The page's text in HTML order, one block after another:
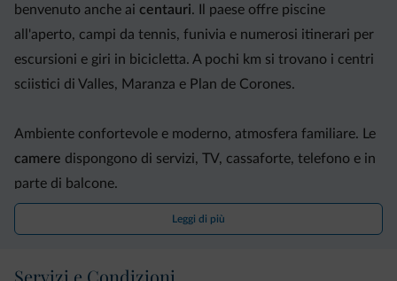
benvenuto anche ai centauri. Il paese offre piscine
all'aperto, campi da tennis, funivia e numerosi itinerari per
escursioni e giri in bicicletta. A pochi km si trovano i centri
sciistici di Valles, Maranza e Plan de Corones.
Ambiente confortevole e moderno, atmosfera familiare. Le
camere dispongono di servizi, TV, cassaforte, telefono e in
parte di balcone.
Ilristorantepropone una scelta di tra piatti tipici e
mediterranei, con ricco buffet di prima colazione e ampia
Leggi di più
Servizi e Condizioni